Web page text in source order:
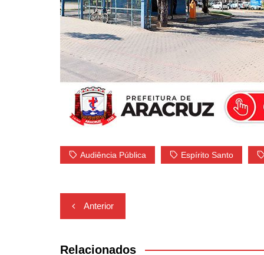
Audiência Pública Espírito Santo
Navegação
de
Post
Anterior
Relacionados